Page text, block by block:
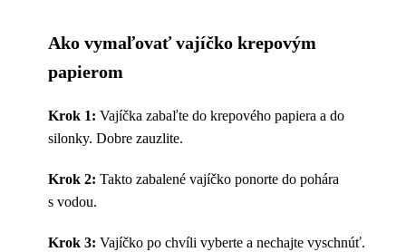
Ako vymaľovať vajíčko krepovým
papierom
Krok 1: Vajíčka zabaľte do krepového papiera a do
silonky. Dobre zauzlite.
Krok 2: Takto zabalené vajíčko ponorte do pohára
s vodou.
Krok 3: Vajíčko po chvíli vyberte a nechajte vyschnúť.